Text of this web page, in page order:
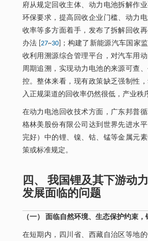
府从规定回收主体、动力电池拆解作
环保要求，提高回收企业门槛、动力
收率等多方面着手，发布了拆解回收
办法 [ 27~30]；构建了新能源汽车国家
收利用溯源综合管理平台，对汽车用
周期追溯，实现动力电池的来源可查
控。整体来看，现有政策缺乏强制性
入正规渠道的回收率仍然很低，产业秩
在动力电池回收技术方面，广东邦普循
格林美股份有限公司达到世界先进水
完好）中的锂、镍、钴、锰等金属元
策或标准规定。
四、 我国锂及其下游动
发展面临的问题
（一） 面临自然环境、生态保护约束
在短期内，四川省、西藏自治区等地